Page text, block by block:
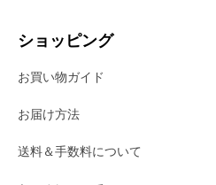
ショッピング
お買い物ガイド
お届け方法
送料＆手数料について